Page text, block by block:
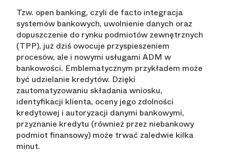
Tzw. open banking, czyli de facto integracja
systemów bankowych, uwolnienie danych oraz
dopuszczenie do rynku podmiotów zewnętrznych
(TPP), już dziś owocuje przyspieszeniem
procesów, ale i nowymi usługami ADM w
bankowości. Emblematycznym przykładem może
być udzielanie kredytów. Dzięki
zautomatyzowaniu składania wniosku,
identyfikacji klienta, oceny jego zdolności
kredytowej i autoryzacji danymi bankowymi,
przyznanie kredytu (również przez niebankowy
podmiot finansowy) może trwać zaledwie kilka
minut.